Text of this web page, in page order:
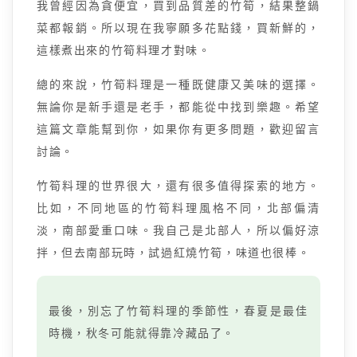
我曾經因為貪便宜，買到品質差的竹筍，結果整鍋
菜都報銷。所以現在我寧願多花點錢，買新鮮的，
這樣煮出來的竹筍料理才對味。
總的來說，竹筍料理是一種既健康又美味的選擇。
無論你是新手還是老手，都能從中找到樂趣。希望
這篇文章能幫到你，如果你有更多問題，歡迎留言
討論。
竹筍料理的世界很大，還有很多值得探索的地方。
比如，不同地區的竹筍料理風格不同，北部偏清
淡，南部愛重口味。我自己是北部人，所以偏好涼
拌，但去南部玩時，試過紅燒竹筍，味道也很棒。
最後，別忘了竹筍料理的季節性，春夏是最佳
時機，秋冬可能就得靠冷藏品了。